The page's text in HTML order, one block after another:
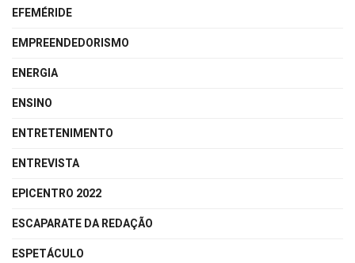
EFEMÉRIDE
EMPREENDEDORISMO
ENERGIA
ENSINO
ENTRETENIMENTO
ENTREVISTA
EPICENTRO 2022
ESCAPARATE DA REDAÇÃO
ESPETÁCULO